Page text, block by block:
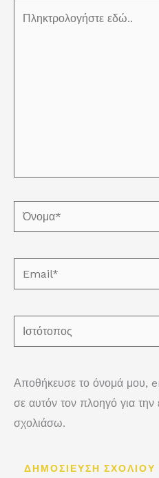
Όνομα*
Email*
Ιστότοπος
Αποθήκευσε το όνομά μου,
σε αυτόν τον πλοηγό για
σχολιάσω.